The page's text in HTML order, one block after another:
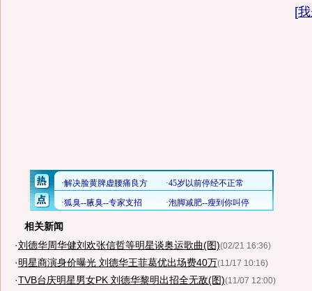
[
相关新闻
·刘德华周华健刘欢张信哲等明星谈奥运歌曲(图)(02/21 16:36)
·明星商演身价曝光 刘德华王菲葛优出场费40万(11/17 10:16)
·TVB台庆明星男女PK 刘德华黎明出招全无敌(图)(11/07 12:00)